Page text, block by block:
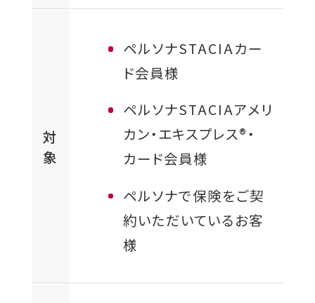
開
対
象
ペルソナSTACIAカー
ド会員様
ペルソナSTACIAアメリ
カン・エキスプレス®・
カード会員様
ペルソナで保険をご契
約いただいているお客
様